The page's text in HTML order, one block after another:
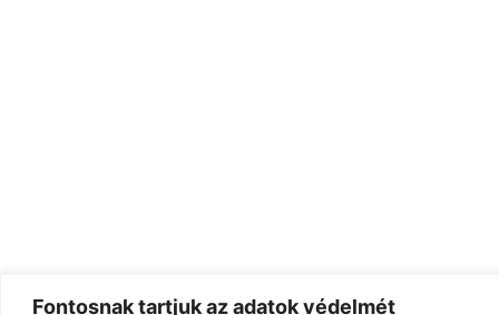
Fontosnak tartjuk az adatok védelmét